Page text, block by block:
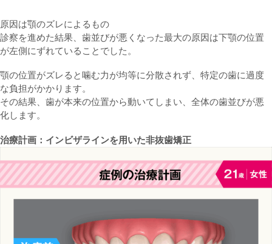
原因は顎のズレによるもの
診察を進めた結果、歯並びが悪くなった最大の原因は下顎の位置
が左側にずれていることでした。
顎の位置がズレると噛む力が均等に分散されず、特定の歯に過度
な負担がかかります。
その結果、歯が本来の位置から動いてしまい、全体の歯並びが悪
化します。
治療計画：インビザラインを用いた非抜歯矯正